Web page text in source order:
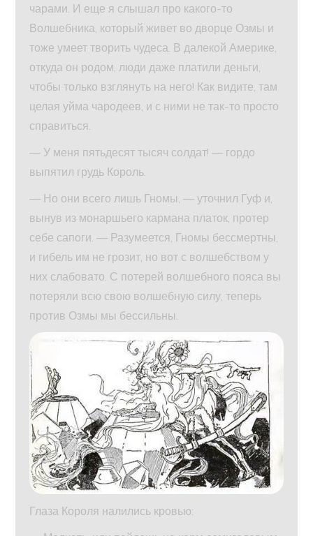
чарами. И еще я слышал про какого-то
Волшебника, который живет во дворце Озмы и
тоже умеет творить чудеса. В далекой Америке,
откуда он родом, люди даже платили деньги,
чтобы только взглянуть на него! Как видите, там
целая уйма чародеев, и с ними не так-то просто
справиться.
— У меня пятьдесят тысяч солдат! — гордо
выпятил грудь Король.
— Но они всего лишь Гномы, — уточнил Гуф и,
вынув из монаршьего кармана платок, протер
себе сапоги. — Разумеется, Гномы бессмертны,
и гибель им не грозит, но вот с волшебством у
них слабовато. С потерей волшебного пояса вы
потеряли всю свою волшебную силу, теперь
против Озмы мы бессильны.
Глаза Короля налились кровью: